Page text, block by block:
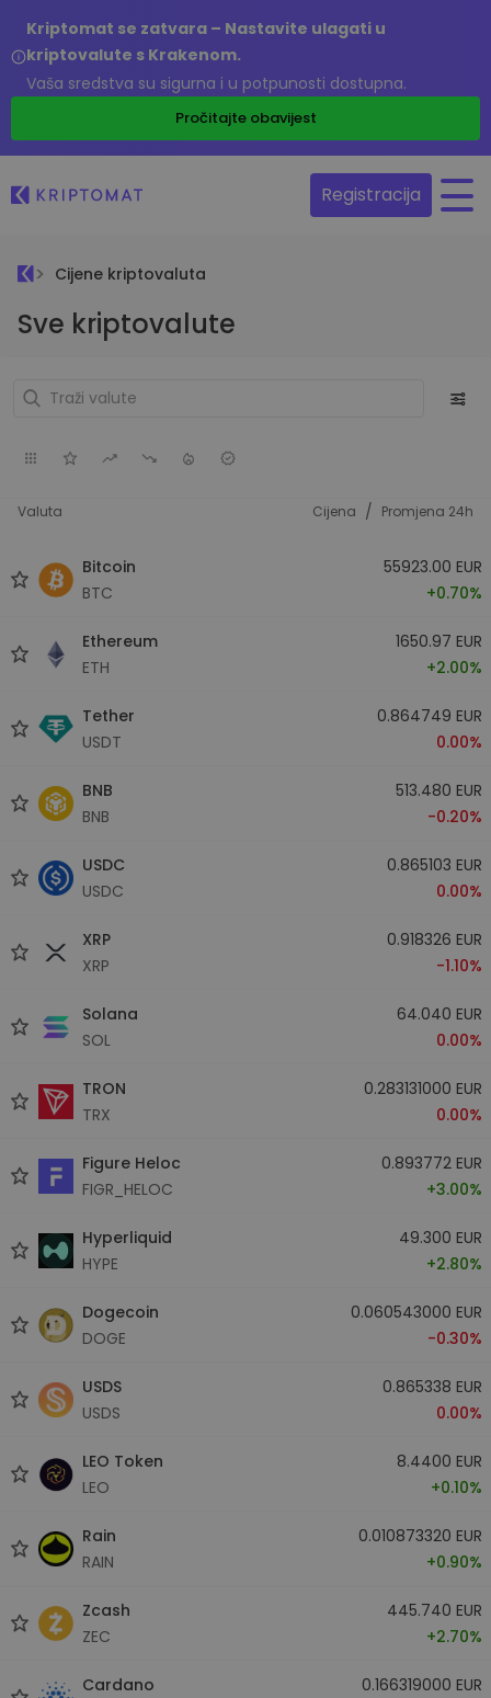
Kriptomat se zatvara – Nastavite ulagati u
kriptovalute s Krakenom.
Vaša sredstva su sigurna i u potpunosti dostupna.
Pročitajte obavijest
Registracija
Cijene kriptovaluta
Sve kriptovalute
Valuta Cijena / Promjena 24h
Bitcoin
BTC
55923.00 EUR
+0.70%
Ethereum
ETH
1650.97 EUR
+2.00%
Tether
USDT
0.864749 EUR
0.00%
BNB
BNB
513.480 EUR
-0.20%
USDC
USDC
0.865103 EUR
0.00%
XRP
XRP
0.918326 EUR
-1.10%
Solana
SOL
64.040 EUR
0.00%
TRON
TRX
0.283131000 EUR
0.00%
Figure Heloc
FIGR_HELOC
0.893772 EUR
+3.00%
Hyperliquid
HYPE
49.300 EUR
+2.80%
Dogecoin
DOGE
0.060543000 EUR
-0.30%
USDS
USDS
0.865338 EUR
0.00%
LEO Token
LEO
8.4400 EUR
+0.10%
Rain
RAIN
0.010873320 EUR
+0.90%
Zcash
ZEC
445.740 EUR
+2.70%
Cardano
0.166319000 EUR